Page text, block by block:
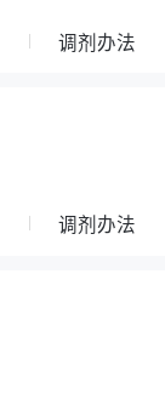
调剂办法
调剂办法